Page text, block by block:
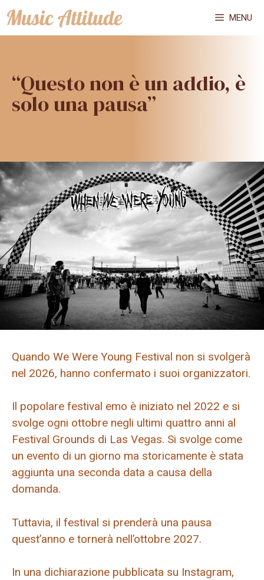
Vai
al
MENU
“Questo non è un addio, è
solo una pausa”
Quando We Were Young Festival non si svolgerà
nel 2026, hanno confermato i suoi organizzatori.
Il popolare festival emo è iniziato nel 2022 e si
svolge ogni ottobre negli ultimi quattro anni al
Festival Grounds di Las Vegas. Si svolge come
un evento di un giorno ma storicamente è stata
aggiunta una seconda data a causa della
domanda.
Tuttavia, il festival si prenderà una pausa
quest’anno e tornerà nell’ottobre 2027.
In una dichiarazione pubblicata su Instagram,